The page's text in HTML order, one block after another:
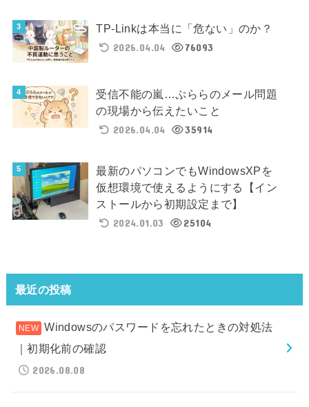
TP-Linkは本当に「危ない」のか？
2026.04.04
76093
受信不能の嵐…ぷららのメール問題
の現場から伝えたいこと
2026.04.04
35914
最新のパソコンでもWindowsXPを
仮想環境で使えるようにする【イン
ストールから初期設定まで】
2024.01.03
25104
最近の投稿
Windowsのパスワードを忘れたときの対処法
｜初期化前の確認
2026.08.08